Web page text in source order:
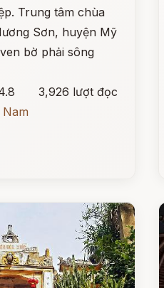
Trung tâm chùa
Sơn, huyện Mỹ
bờ phải sông
3,926 lượt đọc